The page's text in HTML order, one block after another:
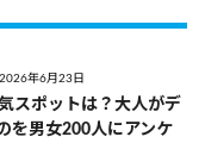
2026年6月23日
スポットは？大人がデ
を男女200人にアンケ